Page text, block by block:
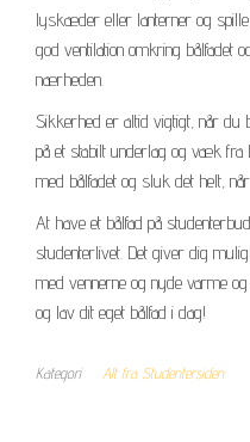
lyskæder eller lanterner og
god ventilation omkring bålfadet
nærheden.
Sikkerhed er altid vigtigt, når du
på et stabilt underlag og væk fra
med bålfadet og sluk det helt,
At have et bålfad på
studenterlivet. Det giver dig
med vennerne og nyde varme
og lav dit eget bålfad i dag!
Kategori Alt fra Studentersiden